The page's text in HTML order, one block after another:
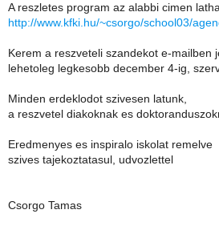
A reszletes program az alabbi cimen
http://www.kfki.hu/~csorgo/school03/
Kerem a reszveteli szandekot e-mailben
lehetoleg legkesobb december 4-ig,
Minden erdeklodot szivesen latunk,
a reszvetel diakoknak es
Eredmenyes es inspiralo iskolat remelve
szives tajekoztatasul, udvozlettel
Csorgo Tamas